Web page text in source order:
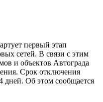
первый этап
сетей. В связи с этим
и объектов Автограда
Срок отключения
дней. Об этом сообщается